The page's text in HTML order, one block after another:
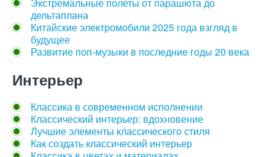
дельтаплана
Китайские электромобили 2025 года взгляд в
будущее
Развитие поп-музыки в последние годы 20 века
Интерьер
Классика в современном исполнении
Классический интерьер: вдохновение
Лучшие элементы классического стиля
Как создать классический интерьер